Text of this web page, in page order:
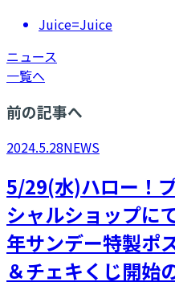
Juice=Juice
ニュース
一覧へ
前の記事へ
2024.5.28NEWS
5/29(水)ハロー！
シャルショップに
年サンデー特製ポ
＆チェキくじ開始